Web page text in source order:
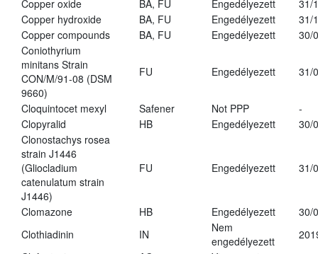
Copper oxide
BA, FU Engedélyezett
31/
Copper hydroxide
BA, FU Engedélyezett
31/
Copper compounds
BA, FU Engedélyezett
30/
Coniothyrium
minitans Strain
CON/M/91-08 (DSM
9660)
FU Engedélyezett 31/
Cloquintocet mexyl Safener Not PPP
-
Clopyralid
HB Engedélyezett
30/
Clonostachys rosea
strain J1446
(Gliocladium
catenulatum strain
J1446)
FU Engedélyezett 31/
Clomazone HB Engedélyezett
30/
Clothiadinin
IN
Nem
engedélyezett